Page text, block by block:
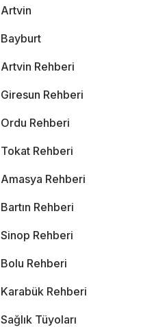
Artvin
Bayburt
Artvin Rehberi
Giresun Rehberi
Ordu Rehberi
Tokat Rehberi
Amasya Rehberi
Bartın Rehberi
Sinop Rehberi
Bolu Rehberi
Karabük Rehberi
Sağlık Tüyoları